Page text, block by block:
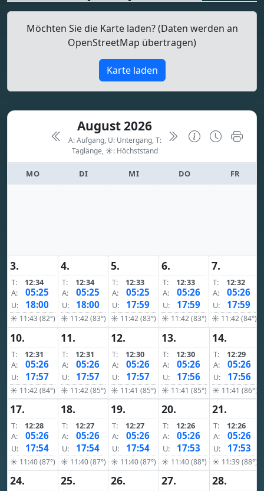
Möchten Sie die Karte laden? (Daten werden an
OpenStreetMap übertragen)
Karte laden
August 2026
A: Aufgang, U: Untergang, T:
Taglänge, ☀: Höchststand
MO DI MI DO FR
3.
T:
12:34
A:
05:25
U: 18:00
☀ 11:43 (82°)
4.
T:
12:34
A:
05:25
U: 18:00
☀ 11:42 (83°)
5.
T:
12:33
A:
05:25
U: 17:59
☀ 11:42 (83°)
6.
T:
12:33
A:
05:26
U: 17:59
☀ 11:42 (83°)
7.
T:
12:32
A:
05:26
U: 17:59
☀ 11:42 (84°)
10.
T:
12:31
A:
05:26
U: 17:57
☀ 11:42 (84°)
11.
T:
12:31
A:
05:26
U: 17:57
☀ 11:42 (85°)
12.
T:
12:30
A:
05:26
U: 17:57
☀ 11:41 (85°)
13.
T:
12:30
A:
05:26
U: 17:56
☀ 11:41 (85°)
14.
T:
12:29
A:
05:26
U: 17:56
☀ 11:41 (86°)
17.
T:
12:28
A:
05:26
U: 17:54
☀ 11:40 (87°)
18.
T:
12:27
A:
05:26
U: 17:54
☀ 11:40 (87°)
19.
T:
12:27
A:
05:26
U: 17:54
☀ 11:40 (87°)
20.
T:
12:26
A:
05:26
U: 17:53
☀ 11:40 (88°)
21.
T:
12:26
A:
05:26
U: 17:53
☀ 11:39 (88°)
24. 25. 26. 27. 28.